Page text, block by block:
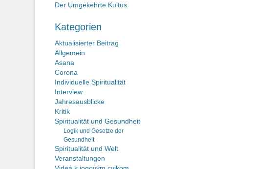
Der Umgekehrte Kultus
Kategorien
Aktualisierter Beitrag
Allgemein
Asana
Corona
Individuelle Spiritualität
Interview
Jahresausblicke
Kritik
Spiritualität und Gesundheit
Logik und Gesetze der
Gesundheit
Spiritualität und Welt
Veranstaltungen